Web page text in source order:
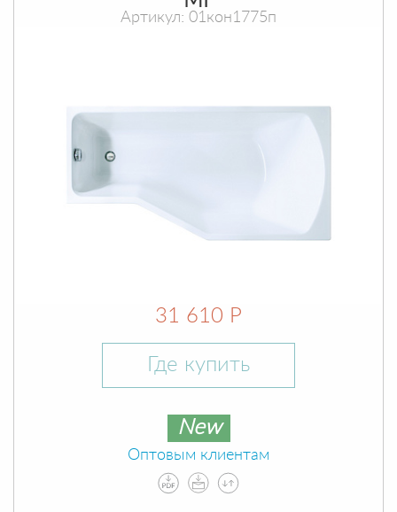
Артикул: 01кон1775п
31 610 Р
Где купить
New
Оптовым клиентам